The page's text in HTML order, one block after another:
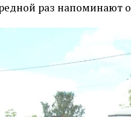
раз напоминают